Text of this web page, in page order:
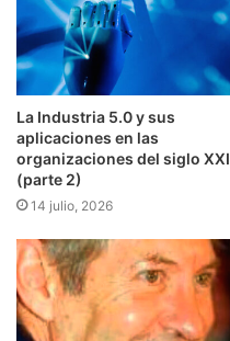
La Industria 5.0 y sus
aplicaciones en las
organizaciones del siglo XXI
(parte 2)
14 julio, 2026